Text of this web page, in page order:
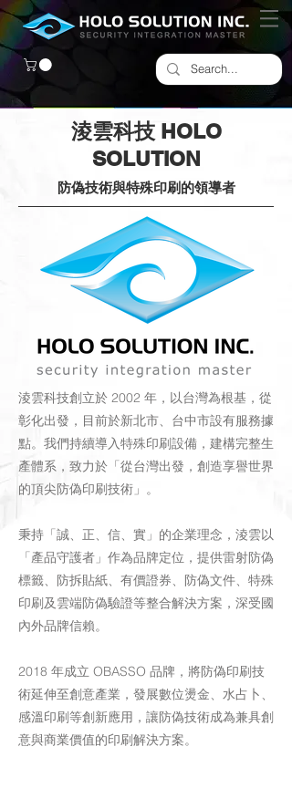
淩雲科技 HOLO
SOLUTION
防偽技術與特殊印刷的領導者
淩雲科技創立於 2002 年，以台灣為根基，從
彰化出發，目前於新北市、台中市設有服務據
點。我們持續導入特殊印刷設備，建構完整生
產體系，致力於「從台灣出發，創造享譽世界
的頂尖防偽印刷技術」。
秉持「誠、正、信、實」的企業理念，淩雲以
「產品守護者」作為品牌定位，提供雷射防偽
標籤、防拆貼紙、有價證券、防偽文件、特殊
印刷及雲端防偽驗證等整合解決方案，深受國
內外品牌信賴。
2018 年成立 OBASSO 品牌，將防偽印刷技
術延伸至創意產業，發展數位燙金、水占卜、
感溫印刷等創新應用，讓防偽技術成為兼具創
意與商業價值的印刷解決方案。